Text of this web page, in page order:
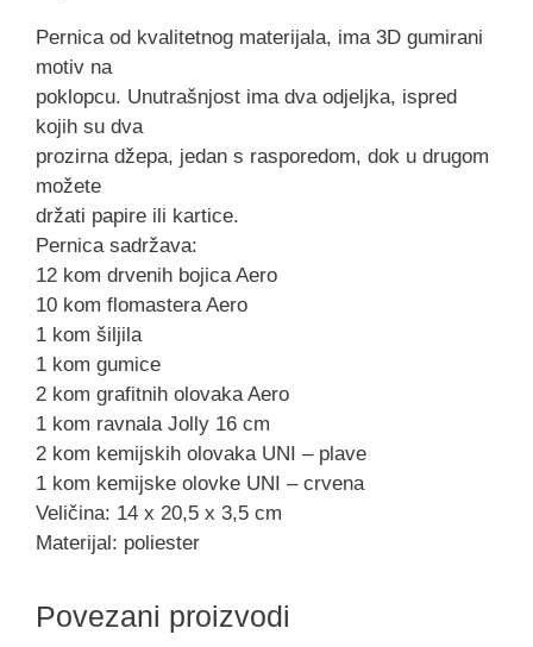
Pernica od kvalitetnog materijala, ima 3D gumirani
motiv na
poklopcu. Unutrašnjost ima dva odjeljka, ispred
kojih su dva
prozirna džepa, jedan s rasporedom, dok u drugom
možete
držati papire ili kartice.
Pernica sadržava:
12 kom drvenih bojica Aero
10 kom flomastera Aero
1 kom šiljila
1 kom gumice
2 kom grafitnih olovaka Aero
1 kom ravnala Jolly 16 cm
2 kom kemijskih olovaka UNI – plave
1 kom kemijske olovke UNI – crvena
Veličina: 14 x 20,5 x 3,5 cm
Materijal: poliester
Povezani proizvodi